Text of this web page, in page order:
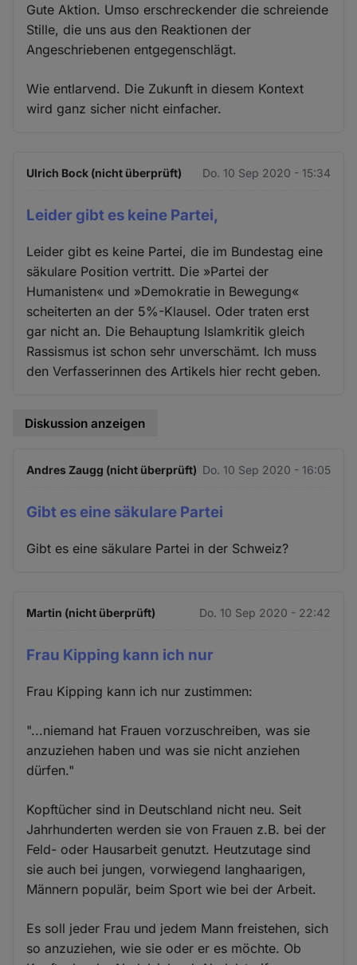
Gute Aktion. Umso erschreckender die schreiende
Stille, die uns aus den Reaktionen der
Angeschriebenen entgegenschlägt.
Wie entlarvend. Die Zukunft in diesem Kontext
wird ganz sicher nicht einfacher.
Ulrich Bock (nicht überprüft) Do. 10 Sep 2020 - 15:34
Leider gibt es keine Partei,
Leider gibt es keine Partei, die im Bundestag eine
säkulare Position vertritt. Die »Partei der
Humanisten« und »Demokratie in Bewegung«
scheiterten an der 5%-Klausel. Oder traten erst
gar nicht an. Die Behauptung Islamkritik gleich
Rassismus ist schon sehr unverschämt. Ich muss
den Verfasserinnen des Artikels hier recht geben.
Diskussion anzeigen
Andres Zaugg (nicht überprüft) Do. 10 Sep 2020 - 16:05
Gibt es eine säkulare Partei
Gibt es eine säkulare Partei in der Schweiz?
Martin (nicht überprüft) Do. 10 Sep 2020 - 22:42
Frau Kipping kann ich nur
Frau Kipping kann ich nur zustimmen:
"...niemand hat Frauen vorzuschreiben, was sie
anzuziehen haben und was sie nicht anziehen
dürfen."
Kopftücher sind in Deutschland nicht neu. Seit
Jahrhunderten werden sie von Frauen z.B. bei der
Feld- oder Hausarbeit genutzt. Heutzutage sind
sie auch bei jungen, vorwiegend langhaarigen,
Männern populär, beim Sport wie bei der Arbeit.
Es soll jeder Frau und jedem Mann freistehen, sich
so anzuziehen, wie sie oder er es möchte. Ob